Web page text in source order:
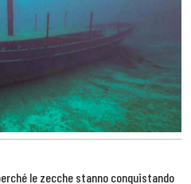
le zecche stanno conquistando